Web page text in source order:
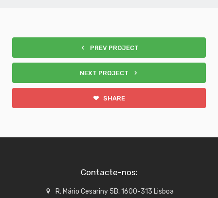
PREV PROJECT
NEXT PROJECT
SHARE
Contacte-nos:
R. Mário Cesariny 5B, 1600-313 Lisboa